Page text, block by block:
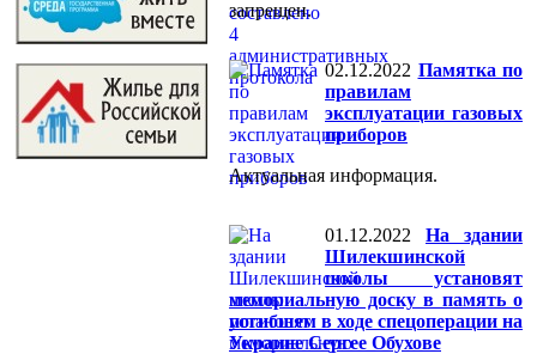
запрещен.
02.12.2022 Памятка по
правилам
эксплуатации газовых
приборов
Актуальная информация.
01.12.2022
На здании
Шилекшинской
школы установят
мемориальную доску в память о
погибшем в ходе спецоперации на
Украине Сергее Обухове